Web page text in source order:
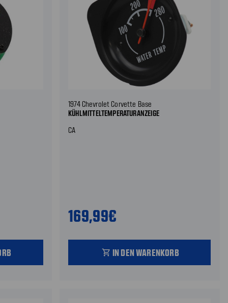
1974 Chevrolet Corvette Base
KÜHLMITTELTEMPERATURANZEIGE
CA
169,99€
shopping_cart IN DEN WARENKORB